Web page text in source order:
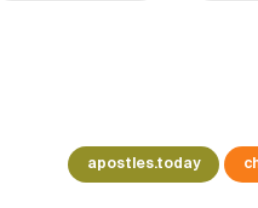
apostles.today